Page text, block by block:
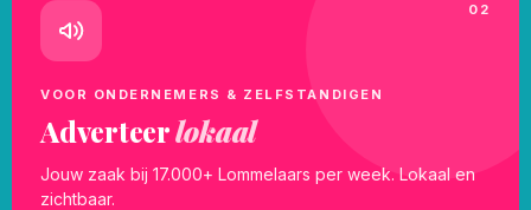
02
VOOR ONDERNEMERS & ZELFSTANDIGEN
Adverteerlokaal
Jouw zaak bij 17.000+ Lommelaars per week. Lokaal en
zichtbaar.